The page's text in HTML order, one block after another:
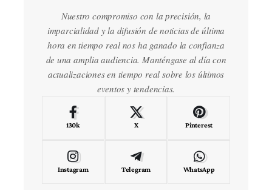
Nuestro compromiso con la precisión, la
imparcialidad y la difusión de noticias de última
hora en tiempo real nos ha ganado la confianza
de una amplia audiencia. Manténgase al día con
actualizaciones en tiempo real sobre los últimos
eventos y tendencias.
130k X Pinterest
Instagram Telegram WhatsApp